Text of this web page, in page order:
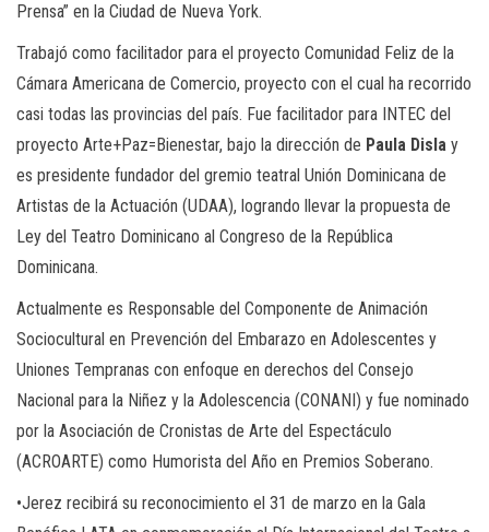
Prensa” en la Ciudad de Nueva York.
Trabajó como facilitador para el proyecto Comunidad Feliz de la
Cámara Americana de Comercio, proyecto con el cual ha recorrido
casi todas las provincias del país. Fue facilitador para INTEC del
proyecto Arte+Paz=Bienestar, bajo la dirección de Paula Disla y
es presidente fundador del gremio teatral Unión Dominicana de
Artistas de la Actuación (UDAA), logrando llevar la propuesta de
Ley del Teatro Dominicano al Congreso de la República
Dominicana.
Actualmente es Responsable del Componente de Animación
Sociocultural en Prevención del Embarazo en Adolescentes y
Uniones Tempranas con enfoque en derechos del Consejo
Nacional para la Niñez y la Adolescencia (CONANI) y fue nominado
por la Asociación de Cronistas de Arte del Espectáculo
(ACROARTE) como Humorista del Año en Premios Soberano.
•Jerez recibirá su reconocimiento el 31 de marzo en la Gala